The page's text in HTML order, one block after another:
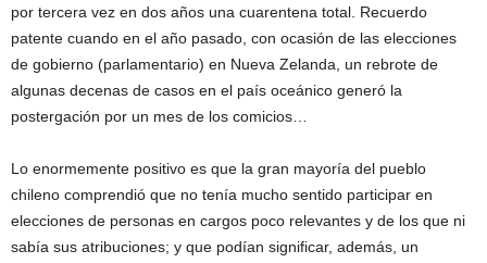
por tercera vez en dos años una cuarentena total. Recuerdo
patente cuando en el año pasado, con ocasión de las elecciones
de gobierno (parlamentario) en Nueva Zelanda, un rebrote de
algunas decenas de casos en el país oceánico generó la
postergación por un mes de los comicios…
Lo enormemente positivo es que la gran mayoría del pueblo
chileno comprendió que no tenía mucho sentido participar en
elecciones de personas en cargos poco relevantes y de los que ni
sabía sus atribuciones; y que podían significar, además, un